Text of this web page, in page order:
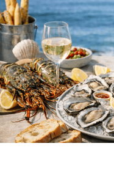
al
contenido